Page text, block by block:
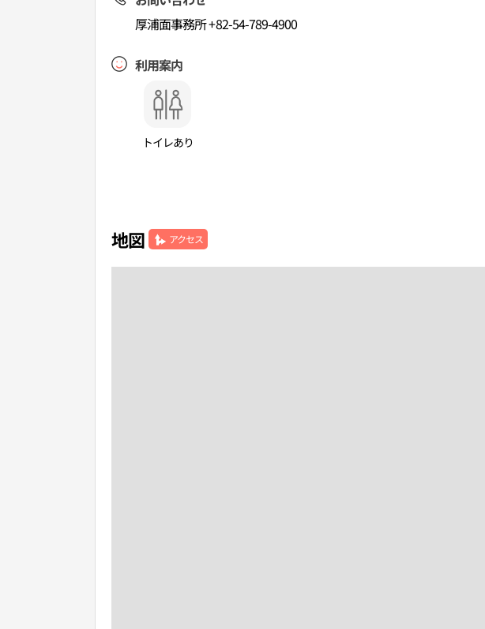
厚浦面事務所 +82-54-789-4900
利用案内
トイレあり
地図 アクセス